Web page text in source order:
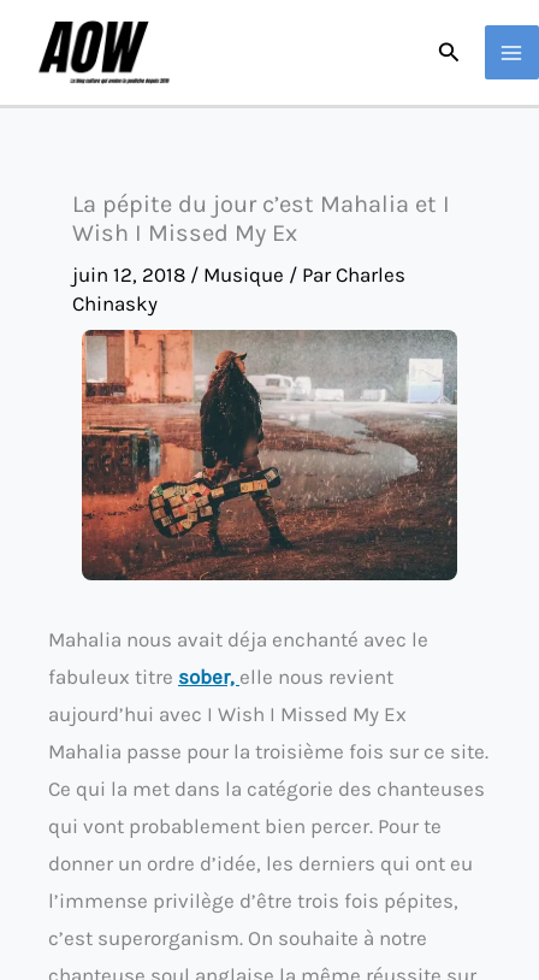
La pépite du jour c’est Mahalia et I
Wish I Missed My Ex
juin 12, 2018 / Musique / ParCharles
Chinasky
Mahalia nous avait déja enchanté avec le
fabuleux titre sober, elle nous revient
aujourd’hui avec I Wish I Missed My Ex
Mahalia passe pour la troisième fois sur ce site.
Ce qui la met dans la catégorie des chanteuses
qui vont probablement bien percer. Pour te
donner un ordre d’idée, les derniers qui ont eu
l’immense privilège d’être trois fois pépites,
c’est superorganism. On souhaite à notre
chanteuse soul anglaise la même réussite sur